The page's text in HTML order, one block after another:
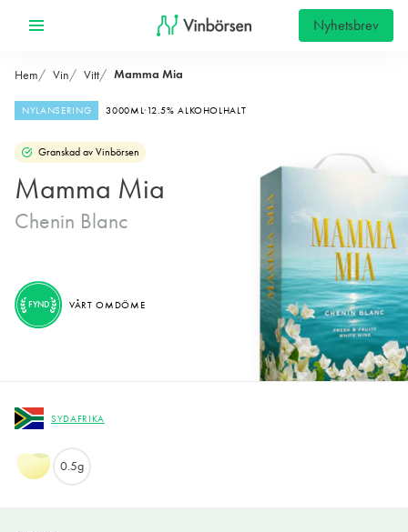
Nyhetsbrev
Hem Vin Vitt Mamma Mia
NYLANSERING 3000ML 12.5% ALKOHOLHALT
Granskad av Vinbörsen
Mamma Mia
Chenin Blanc
SYDAFRIKA
FYND VÅRT OMDÖME
0.5g